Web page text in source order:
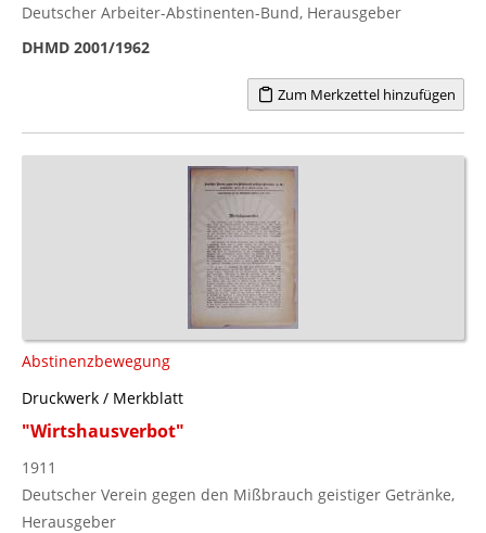
Deutscher Arbeiter-Abstinenten-Bund, Herausgeber
DHMD 2001/1962
Zum Merkzettel hinzufügen
Abstinenzbewegung
Druckwerk / Merkblatt
"Wirtshausverbot"
1911
Deutscher Verein gegen den Mißbrauch geistiger Getränke,
Herausgeber